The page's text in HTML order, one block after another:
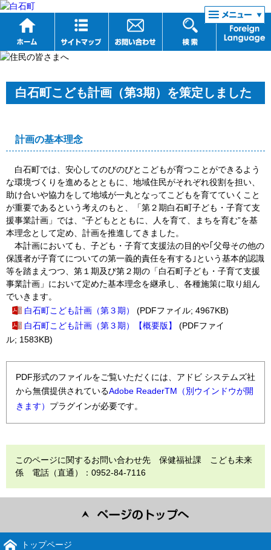
リンク集
白石町こども計画（第3期）を策定しました
計画の基本理念
白石町では、安心してのびのびとこどもが育つことができるよう
な環境づくりを進めるとともに、地域住民がそれぞれ役割を担い、
助け合いや協力をして地域が一丸となってこどもを育てていくこと
が重要であるという考えのもと、「第２期白石町子ども・子育て支
援事業計画」では、“子どもとともに、人を育て、まちを育む”を基
本理念として定め、計画を推進してきました。
本計画においても、子ども・子育て支援法の目的や｢父母その他の
保護者が子育てについての第一義的責任を有する｣という基本的認識
等を踏まえつつ、第１期及び第２期の「白石町子ども・子育て支援
事業計画」において定めた基本理念を継承し、各種施策に取り組ん
でいきます。
白石町こども計画（第３期）
(PDFファイル; 4967KB)
白石町こども計画（第３期）【概要版】
(PDFファイ
ル; 1583KB)
PDF形式のファイルをご覧いただくには、アドビ システムズ社
から無償提供されているAdobe ReaderTM（別ウインドウが開
きます） プラグインが必要です。
このページに関するお問い合わせ先 保健福祉課 こども未来
係 電話（直通）：0952-84-7116
トップページ